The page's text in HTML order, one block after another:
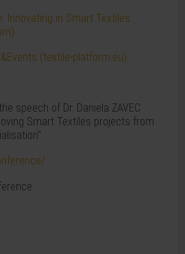
Innovating in Smart Textiles
(textile-platform.eu)
speech of Dr. Daniela ZAVEC
Smart Textiles projects from